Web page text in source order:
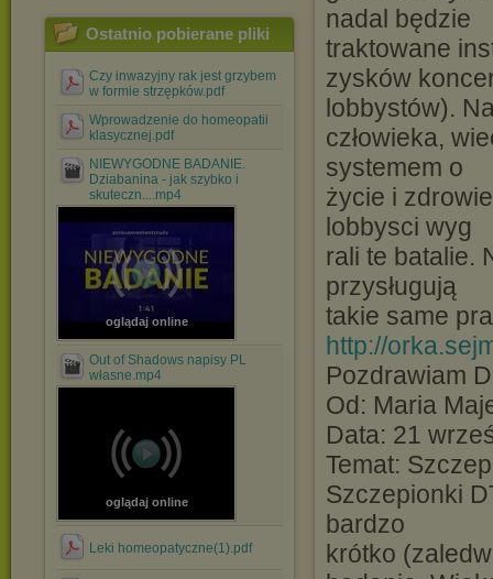
Ostatnio pobierane pliki
Czy inwazyjny rak jest grzybem
w formie strzępków.pdf
Wprowadzenie do homeopatii
klasycznej.pdf
NIEWYGODNE BADANIE.
Dziabanina - jak szybko i
skuteczn....mp4
oglądaj online
Out of Shadows napisy PL
własne.mp4
oglądaj online
Leki homeopatyczne(1).pdf
nadal będzie
traktowane
zysków
lobbystów).
człowieka,
systemem o
życie i
lobbysci wyg
rali te batalie.
przysługują
takie same
http://
Pozdrawiam
Od: Maria
Data: 21
Temat:
Szczepionki
bardzo
krótko